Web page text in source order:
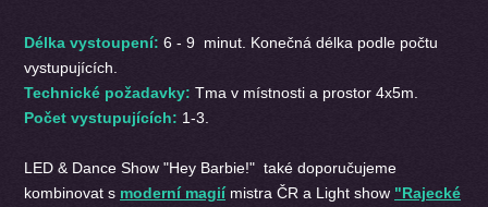
Délka vystoupení: 6 - 9 minut. Konečná délka podle počtu
vystupujících.
Technické požadavky: Tma v místnosti a prostor 4x5m.
Počet vystupujících: 1-3.
LED & Dance Show "Hey Barbie!" také doporučujeme
kombinovat s moderní magií mistra ČR a Light show "Rajecké